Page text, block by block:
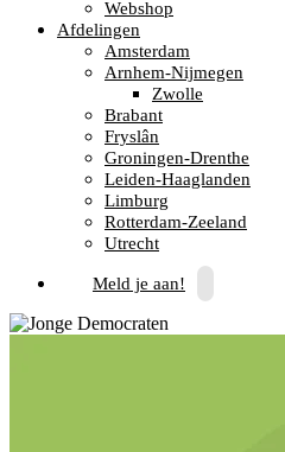
Webshop
Afdelingen
Amsterdam
Arnhem-Nijmegen
Zwolle
Brabant
Fryslân
Groningen-Drenthe
Leiden-Haaglanden
Limburg
Rotterdam-Zeeland
Utrecht
Meld je aan!